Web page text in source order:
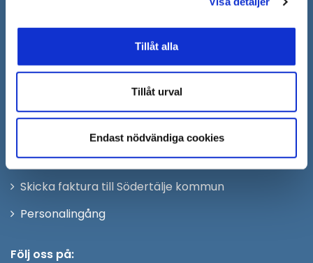
Tillåt alla
Tillåt urval
Endast nödvändiga cookies
till:sodertalje.kommun@sodertalje.se
Öppna
i
fönster
Synpunkter och felanmälan
i
fönster
Säkra meddelanden
Anslagstavla
Skicka faktura till Södertälje kommun
PersonalingångÖppna
Följ oss på: